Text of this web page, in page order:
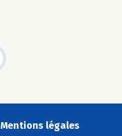
Mentions légales